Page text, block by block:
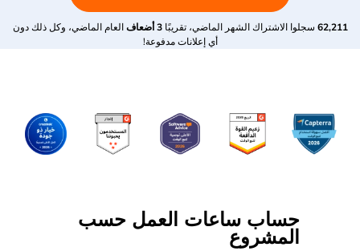
62,211 سجلوا الاشتراك الشهر الماضي، تقريبًا 3 أضعاف
العام الماضي، وكل ذلك دون
أي إعلانات مدفوعة!
حساب ساعات العمل حسب
المشروع